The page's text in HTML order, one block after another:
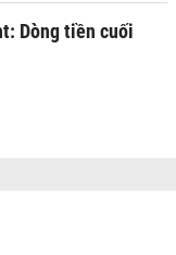
Dòng tiền cuối